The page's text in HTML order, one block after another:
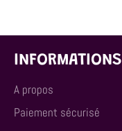
INFORMATIONS
A propos
Paiement sécurisé